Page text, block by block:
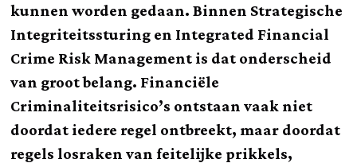
kunnen worden gedaan. Binnen Strategische
Integriteitssturing en Integrated Financial
Crime Risk Management is dat onderscheid
van groot belang. Financiële
Criminaliteitsrisico’s ontstaan vaak niet
doordat iedere regel ontbreekt, maar doordat
regels losraken van feitelijke prikkels,